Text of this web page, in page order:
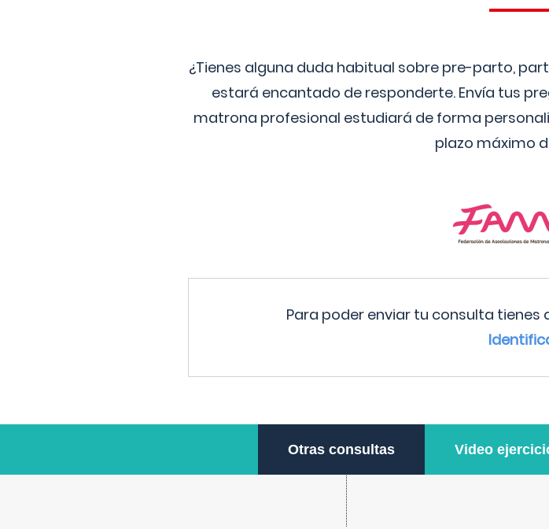
¿Tienes alguna duda habitual sobre pre-parto,
estará encantado de responderte. Envía tus
matrona profesional estudiará de forma
plazo máximo
Para poder enviar tu consulta tienes
Otras consultas Video